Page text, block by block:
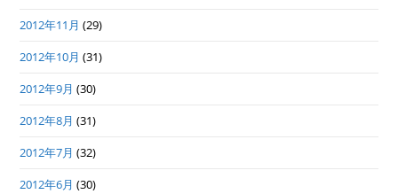
2012年11月 (29)
2012年10月 (31)
2012年9月 (30)
2012年8月 (31)
2012年7月 (32)
2012年6月 (30)